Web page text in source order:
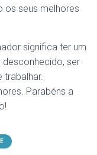
os seus melhores
significa ter um
ser
trabalhar.
Parabéns a